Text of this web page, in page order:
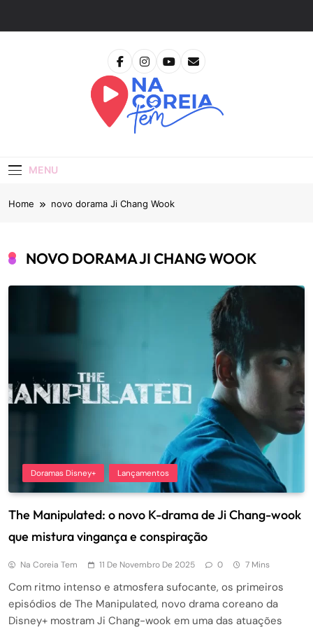
MENU
Home novo dorama Ji Chang Wook
NOVO DORAMA JI CHANG WOOK
Doramas Disney+ Lançamentos
The Manipulated: o novo K-drama de Ji Chang-wook
que mistura vingança e conspiração
Na Coreia Tem 11 De Novembro De 2025 0 7 Mins
Com ritmo intenso e atmosfera sufocante, os primeiros
episódios de The Manipulated, novo drama coreano da
Disney+ mostram Ji Chang-wook em uma das atuações